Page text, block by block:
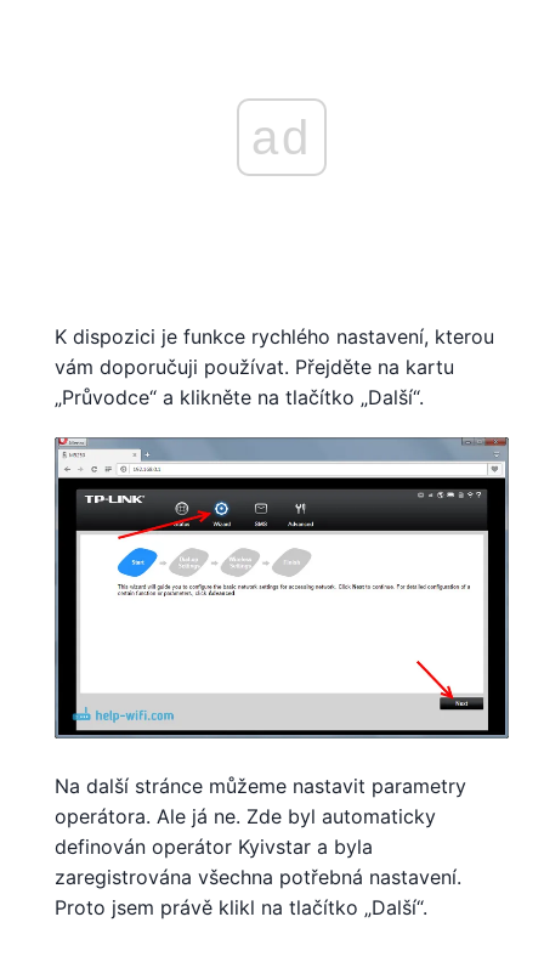
ad
K dispozici je funkce rychlého nastavení, kterou
vám doporučuji používat. Přejděte na kartu
„Průvodce“ a klikněte na tlačítko „Další“.
Na další stránce můžeme nastavit parametry
operátora. Ale já ne. Zde byl automaticky
definován operátor Kyivstar a byla
zaregistrována všechna potřebná nastavení.
Proto jsem právě klikl na tlačítko „Další“.